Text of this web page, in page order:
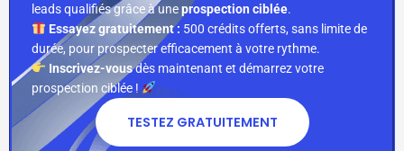
leads qualifiés grâce à uneprospection ciblée.
Essayez gratuitement : 500 crédits offerts, sans limite de
durée, pour prospecter efficacement à votre rythme.
Inscrivez-vousdès maintenant et démarrez votre
prospection ciblée !
TESTEZ GRATUITEMENT